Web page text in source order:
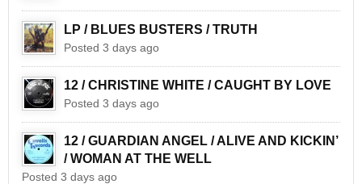
LP / BLUES BUSTERS / TRUTH
Posted 3 days ago
12 / CHRISTINE WHITE / CAUGHT BY LOVE
Posted 3 days ago
12 / GUARDIAN ANGEL / ALIVE AND KICKIN’
/ WOMAN AT THE WELL
Posted 3 days ago